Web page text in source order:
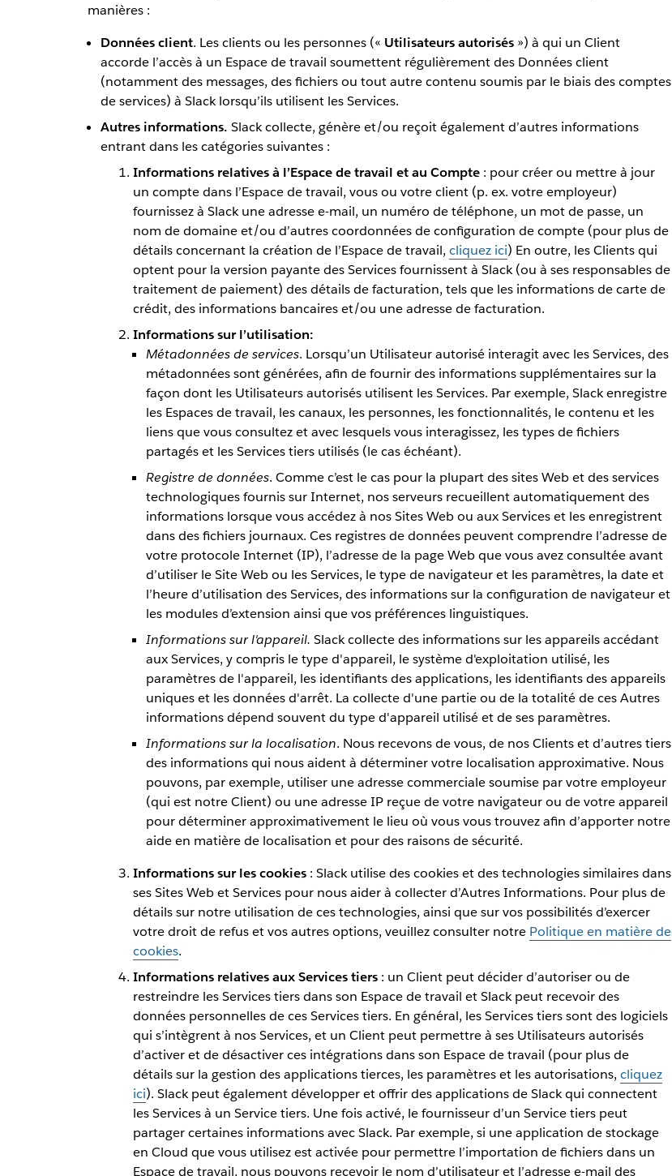
manières :
Données client. Les clients ou les personnes (« Utilisateurs autorisés») à qui un Client
accorde l’accès à un Espace de travail soumettent régulièrement des Données client
(notamment des messages, des fichiers ou tout autre contenu soumis par le biais des comptes
de services) à Slack lorsqu’ils utilisent les Services.
Autres informations. Slack collecte, génère et/ou reçoit également d’autres informations
entrant dans les catégories suivantes :
Informations relatives à l’Espace de travail et au Compte: pour créer ou mettre à jour
un compte dans l’Espace de travail, vous ou votre client (p. ex. votre employeur)
fournissez à Slack une adresse e-mail, un numéro de téléphone, un mot de passe, un
nom de domaine et/ou d’autres coordonnées de configuration de compte (pour plus de
détails concernant la création de l’Espace de travail, cliquez ici) En outre, les Clients qui
optent pour la version payante des Services fournissent à Slack (ou à ses responsables de
traitement de paiement) des détails de facturation, tels que les informations de carte de
crédit, des informations bancaires et/ou une adresse de facturation.
Informations sur l’utilisation:
Métadonnées de services. Lorsqu’un Utilisateur autorisé interagit avec les Services, des
métadonnées sont générées, afin de fournir des informations supplémentaires sur la
façon dont les Utilisateurs autorisés utilisent les Services. Par exemple, Slack enregistre
les Espaces de travail, les canaux, les personnes, les fonctionnalités, le contenu et les
liens que vous consultez et avec lesquels vous interagissez, les types de fichiers
partagés et les Services tiers utilisés (le cas échéant).
Registre de données. Comme c’est le cas pour la plupart des sites Web et des services
technologiques fournis sur Internet, nos serveurs recueillent automatiquement des
informations lorsque vous accédez à nos Sites Web ou aux Services et les enregistrent
dans des fichiers journaux. Ces registres de données peuvent comprendre l’adresse de
votre protocole Internet (IP), l’adresse de la page Web que vous avez consultée avant
d’utiliser le Site Web ou les Services, le type de navigateur et les paramètres, la date et
l’heure d’utilisation des Services, des informations sur la configuration de navigateur et
les modules d’extension ainsi que vos préférences linguistiques.
Informations sur l'appareil. Slack collecte des informations sur les appareils accédant
aux Services, y compris le type d'appareil, le système d'exploitation utilisé, les
paramètres de l'appareil, les identifiants des applications, les identifiants des appareils
uniques et les données d'arrêt. La collecte d'une partie ou de la totalité de ces Autres
informations dépend souvent du type d'appareil utilisé et de ses paramètres.
Informations sur la localisation. Nous recevons de vous, de nos Clients et d’autres tiers
des informations qui nous aident à déterminer votre localisation approximative. Nous
pouvons, par exemple, utiliser une adresse commerciale soumise par votre employeur
(qui est notre Client) ou une adresse IP reçue de votre navigateur ou de votre appareil
pour déterminer approximativement le lieu où vous vous trouvez afin d’apporter notre
aide en matière de localisation et pour des raisons de sécurité.
Informations sur les cookies: Slack utilise des cookies et des technologies similaires dans
ses Sites Web et Services pour nous aider à collecter d’Autres Informations. Pour plus de
détails sur notre utilisation de ces technologies, ainsi que sur vos possibilités d’exercer
votre droit de refus et vos autres options, veuillez consulter notre Politique en matière de
cookies.
Informations relatives aux Services tiers: un Client peut décider d’autoriser ou de
restreindre les Services tiers dans son Espace de travail et Slack peut recevoir des
données personnelles de ces Services tiers. En général, les Services tiers sont des logiciels
qui s’intègrent à nos Services, et un Client peut permettre à ses Utilisateurs autorisés
d’activer et de désactiver ces intégrations dans son Espace de travail (pour plus de
détails sur la gestion des applications tierces, les paramètres et les autorisations, cliquez
ici). Slack peut également développer et offrir des applications de Slack qui connectent
les Services à un Service tiers. Une fois activé, le fournisseur d’un Service tiers peut
partager certaines informations avec Slack. Par exemple, si une application de stockage
en Cloud que vous utilisez est activée pour permettre l’importation de fichiers dans un
Espace de travail, nous pouvons recevoir le nom d’utilisateur et l’adresse e-mail des